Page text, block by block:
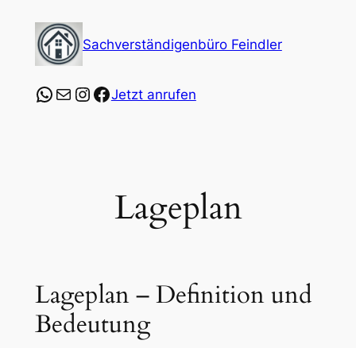
Inhalt
springen
Sachverständigenbüro Feindler
https://wa.me/
E-MailInstagram
Facebook
Jetzt anrufen
Lageplan
Lageplan – Definition und
Bedeutung